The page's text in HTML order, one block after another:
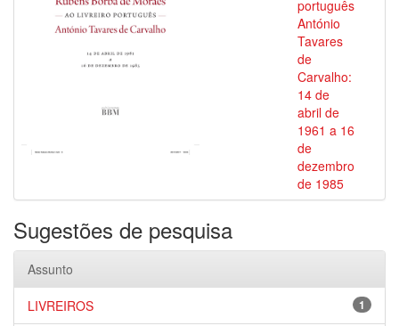
português
António
Tavares
de
Carvalho:
14 de
abril de
1961 a 16
de
dezembro
de 1985
Sugestões de pesquisa
Assunto
1
LIVREIROS